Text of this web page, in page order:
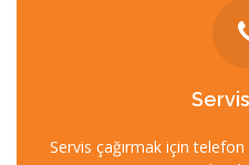
Servis çağırmak için
0212